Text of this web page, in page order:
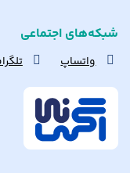
شبکه‌های اجتماعی
واتساپ